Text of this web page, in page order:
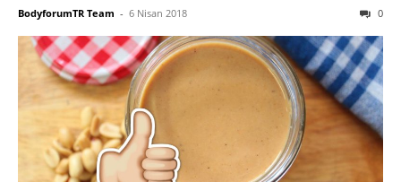
BodyforumTR Team - 6 Nisan 2018 0